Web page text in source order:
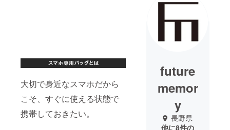
大切で身近なスマホだから
こそ、すぐに使える状態で
携帯しておきたい。
future
memor
y
長野県
他に8件の